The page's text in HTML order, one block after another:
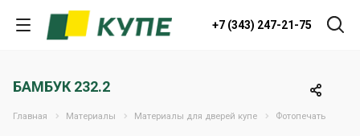
+7 (343) 247-21-75
БАМБУК 232.2
Главная Материалы Материалы для дверей купе Фотопечать